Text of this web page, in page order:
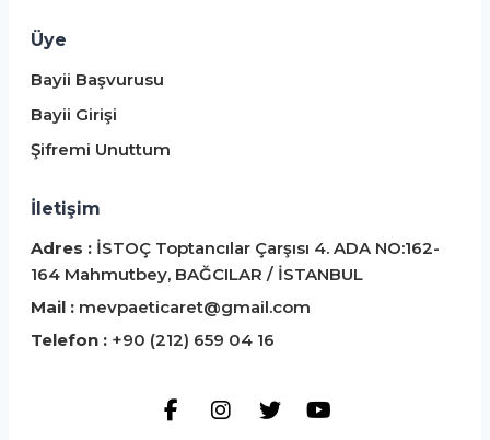
Üye
Bayii Başvurusu
Bayii Girişi
Şifremi Unuttum
İletişim
Adres : İSTOÇ Toptancılar Çarşısı 4. ADA NO:162-
164 Mahmutbey, BAĞCILAR / İSTANBUL
Mail : mevpaeticaret@gmail.com
Telefon : +90 (212) 659 04 16